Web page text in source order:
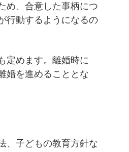
め、合意した事柄につ
行動するようになるの
定めます。離婚時に
婚を進めることとな
、子どもの教育方針な